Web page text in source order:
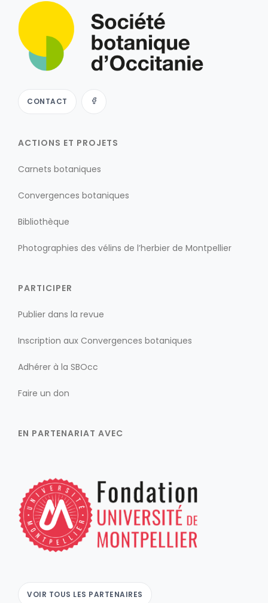
CONTACT
ACTIONS ET PROJETS
Carnets botaniques
Convergences botaniques
Bibliothèque
Photographies des vélins de l’herbier de Montpellier
PARTICIPER
Publier dans la revue
Inscription aux Convergences botaniques
Adhérer à la SBOcc
Faire un don
EN PARTENARIAT AVEC
VOIR TOUS LES PARTENAIRES